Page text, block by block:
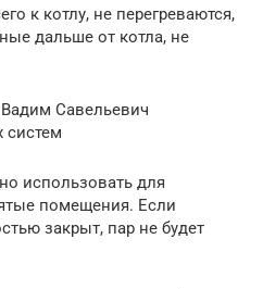
к котлу, не перегреваются,
дальше от котла, не
Савельевич
систем
использовать для
помещения. Если
закрыт, пар не будет